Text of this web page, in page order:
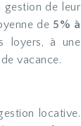
gestion de leur
de 5% à
loyers, à une
vacance.
locative.